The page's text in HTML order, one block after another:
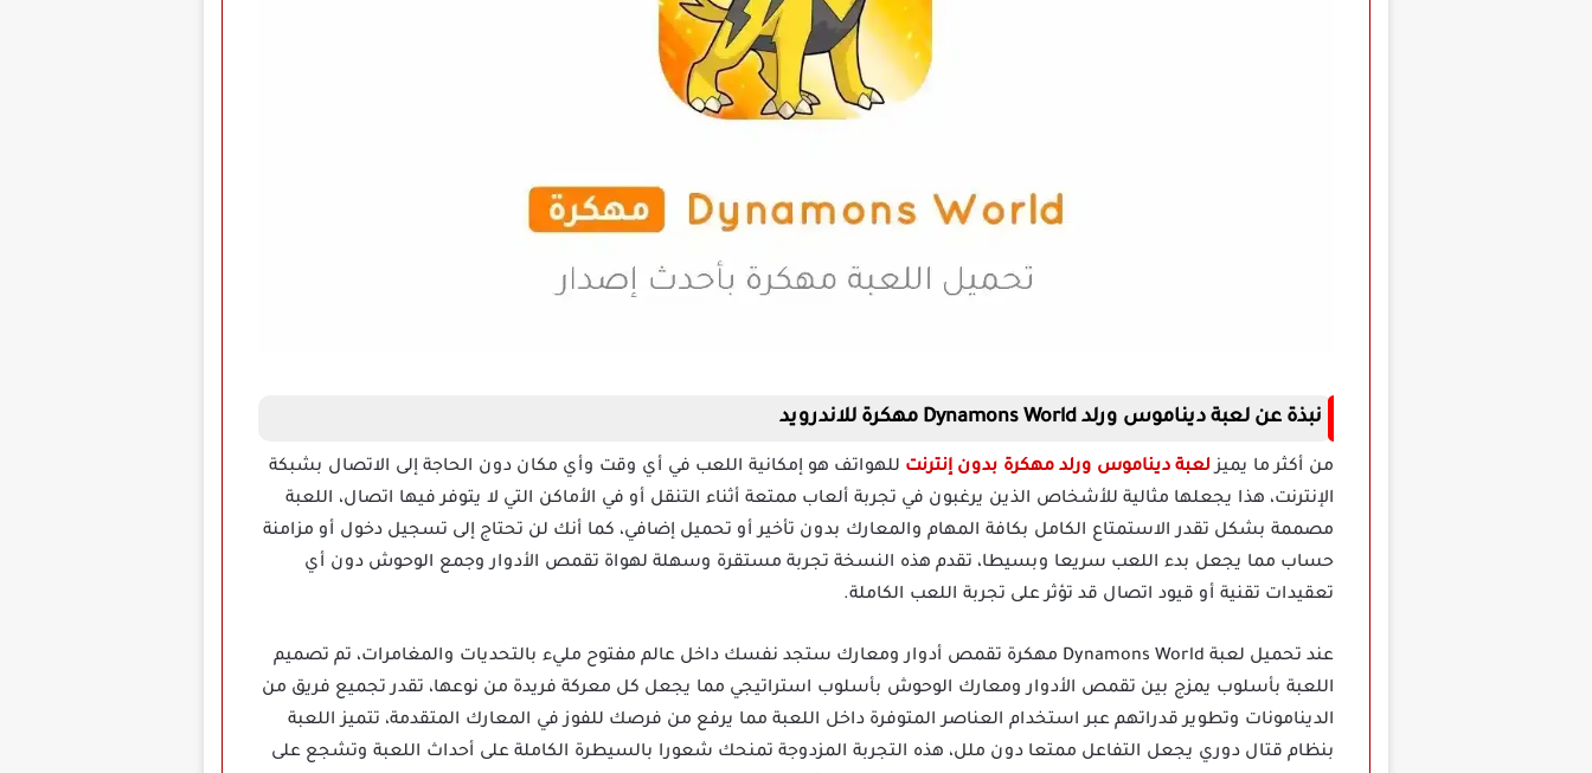
نبذة عن لعبة ديناموس ورلد Dynamons World مهكرة للاندرويد
من أكثر ما يميزلعبة ديناموس ورلد مهكرة بدون إنترنت للهواتف هو إمكانية اللعب في أي وقت وأي مكان دون الحاجة إلى الاتصال بشبكة
الإنترنت، هذا يجعلها مثالية للأشخاص الذين يرغبون في تجربة ألعاب ممتعة أثناء التنقل أو في الأماكن التي لا يتوفر فيها اتصال، اللعبة
مصممة بشكل تقدر الاستمتاع الكامل بكافة المهام والمعارك بدون تأخير أو تحميل إضافي، كما أنك لن تحتاج إلى تسجيل دخول أو مزامنة
حساب مما يجعل بدء اللعب سريعا وبسيطا، تقدم هذه النسخة تجربة مستقرة وسهلة لهواة تقمص الأدوار وجمع الوحوش دون أي
تعقيدات تقنية أو قيود اتصال قد تؤثر على تجربة اللعب الكاملة.
عند تحميل لعبة Dynamons World مهكرة تقمص أدوار ومعارك ستجد نفسك داخل عالم مفتوح مليء بالتحديات والمغامرات، تم تصميم
اللعبة بأسلوب يمزج بين تقمص الأدوار ومعارك الوحوش بأسلوب استراتيجي مما يجعل كل معركة فريدة من نوعها، تقدر تجميع فريق من
الدينامونات وتطوير قدراتهم عبر استخدام العناصر المتوفرة داخل اللعبة مما يرفع من فرصك للفوز في المعارك المتقدمة، تتميز اللعبة
بنظام قتال دوري يجعل التفاعل ممتعا دون ملل، هذه التجربة المزدوجة تمنحك شعورا بالسيطرة الكاملة على أحداث اللعبة وتشجع على